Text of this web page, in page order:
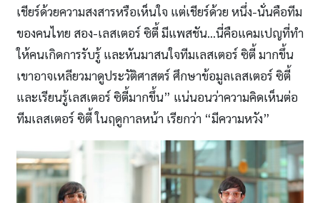
เชียร์ด้วยความสงสารหรือเห็นใจ แต่เชียร์ด้วย หนึ่ง-นั่นคือทีม
ของคนไทย สอง-เลสเตอร์ ซิตี้ มีแพสชัน…นี่คือแคมเปญที่ทํา
ให้คนเกิดการรับรู้ และหันมาสนใจทีมเลสเตอร์ ซิตี้ มากขึ้น
เขาอาจเหลียวมาดูประวัติศาสตร์ ศึกษาข้อมูลเลสเตอร์ ซิตี้
และเรียนรู้เลสเตอร์ ซิตี้มากขึ้น” แน่นอนว่าความคิดเห็นต่อ
ทีมเลสเตอร์ ซิตี้ ในฤดูกาลหน้า เรียกว่า “มีความหวัง”